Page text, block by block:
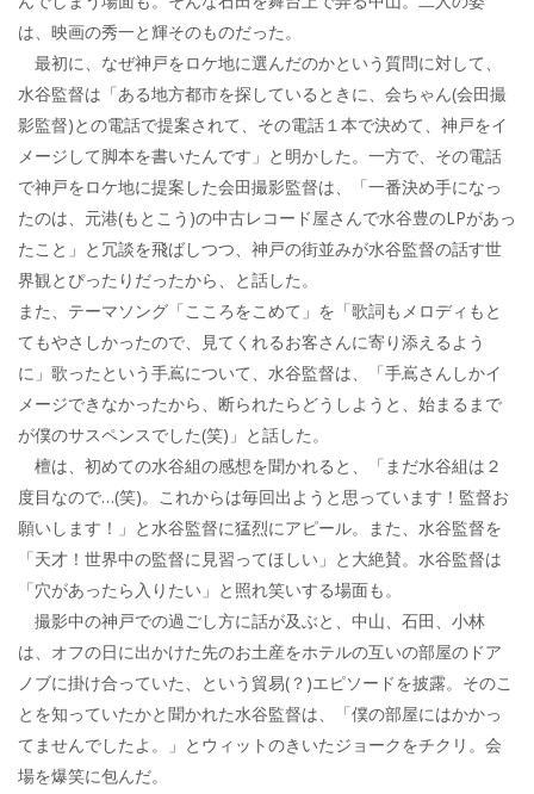
は、映画の秀一と輝そのものだった。
最初に、なぜ神戸をロケ地に選んだのかという質問に対して、
水谷監督は「ある地方都市を探しているときに、会ちゃん(会田撮
影監督)との電話で提案されて、その電話１本で決めて、神戸をイ
メージして脚本を書いたんです」と明かした。一方で、その電話
で神戸をロケ地に提案した会田撮影監督は、「一番決め手になっ
たのは、元港(もとこう)の中古レコード屋さんで水谷豊のLPがあっ
たこと」と冗談を飛ばしつつ、神戸の街並みが水谷監督の話す世
界観とぴったりだったから、と話した。
また、テーマソング「こころをこめて」を「歌詞もメロディもと
てもやさしかったので、見てくれるお客さんに寄り添えるよう
に」歌ったという手嶌について、水谷監督は、「手嶌さんしかイ
メージできなかったから、断られたらどうしようと、始まるまで
が僕のサスペンスでした(笑)」と話した。
檀は、初めての水谷組の感想を聞かれると、「まだ水谷組は２
度目なので…(笑)。これからは毎回出ようと思っています！監督お
願いします！」と水谷監督に猛烈にアピール。また、水谷監督を
「天才！世界中の監督に見習ってほしい」と大絶賛。水谷監督は
「穴があったら入りたい」と照れ笑いする場面も。
撮影中の神戸での過ごし方に話が及ぶと、中山、石田、小林
は、オフの日に出かけた先のお土産をホテルの互いの部屋のドア
ノブに掛け合っていた、という貿易(？)エピソードを披露。そのこ
とを知っていたかと聞かれた水谷監督は、「僕の部屋にはかかっ
てませんでしたよ。」とウィットのきいたジョークをチクリ。会
場を爆笑に包んだ。